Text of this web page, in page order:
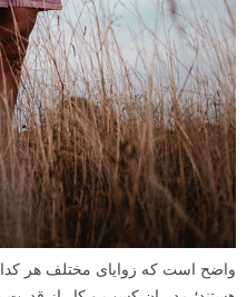
واضح است که زوایای مختلف هر